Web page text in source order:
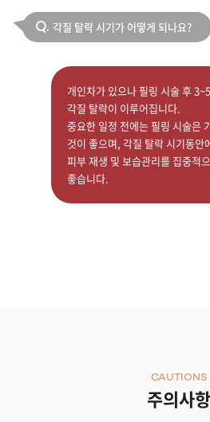
Q. 각질 탈락 시기가 어떻게 되나요?
개인차가 있으나 필링 시술 후
각질 탈락이 이루어집니다.
중요한 일정 전에는 필링 시술은
것이 좋으며, 각질 탈락 시기동안
피부 재생 및 보습관리를 집중적
좋습니다.
주의사항
CAUTIONS